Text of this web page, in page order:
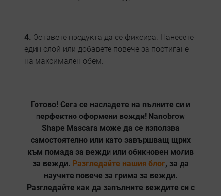
4. Оставете продукта да се фиксира. Нанесете
един слой или добавете повече за постигане
на максимален обем.
Готово! Сега се насладете на пълните си и
перфектно оформени вежди! Nanobrow
Shape Mascara може да се използва
самостоятелно или като завършващ щрих
към помада за вежди или обикновен молив
за вежди. Разгледайте нашия блог, за да
научите повече за грима за вежди.
Разгледайте как да запълните веждите си с